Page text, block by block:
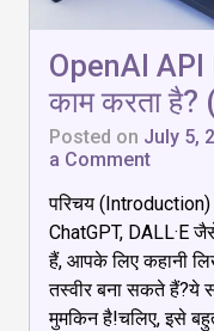
OpenAI
काम करता है?
Posted on July 5,
a Commenton
API
है,
कैसे
काम
परिचय
ChatGPT, DALL·E
हैं, आपके लिए कहानी
तस्वीर बना सकते
मुमकिन है!चलिए, इसे